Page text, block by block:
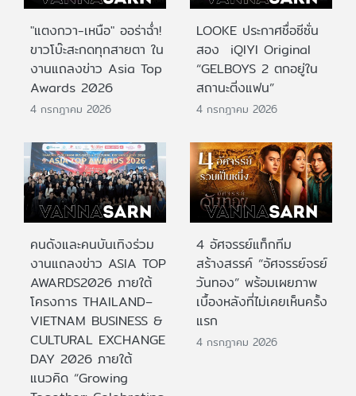
"แตงกวา-เหนือ" ออร่าฉ่ำ!
ขาวโบ๊ะสะกดทุกสายตา ใน
งานแถลงข่าว Asia Top
Awards 2026
4 กรกฎาคม 2026
LOOKE ประกาศชื่อซีซั่น
สอง iQIYI Original
“GELBOYS 2 ตกอยู่ใน
สถานะติ่งแฟน”
4 กรกฎาคม 2026
คนดังและคนบันเทิงร่วม
งานแถลงข่าว ASIA TOP
AWARDS2026 ภายใต้
โครงการ THAILAND–
VIETNAM BUSINESS &
CULTURAL EXCHANGE
DAY 2026 ภายใต้
แนวคิด “Growing
4 อัศจรรย์แท็กทีม
สร้างสรรค์ “อัศจรรย์จรย์
วันทอง” พร้อมเผยภาพ
เบื้องหลังที่ไม่เคยเห็นครั้ง
แรก
4 กรกฎาคม 2026